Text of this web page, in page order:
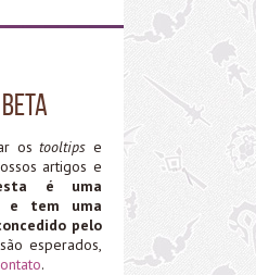
ostooltips e
artigos e
é uma
e tem uma
pelo
esperados,
.